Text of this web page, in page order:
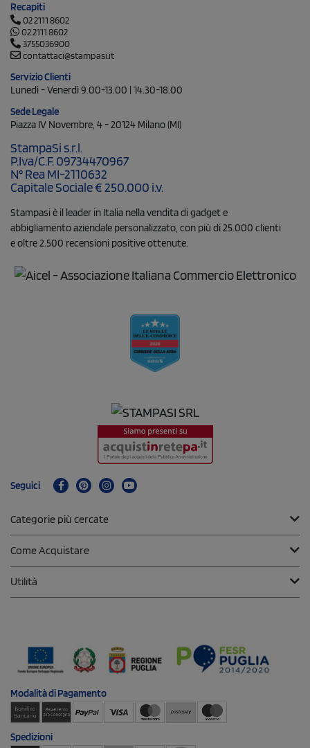
Recapiti
02 2111 8602
02 2111 8602
3755036900
contattaci@stampasi.it
Servizio Clienti
Lunedì - Venerdì 9.00-13.00 | 14.30-18.00
Sede Legale
Piazza IV Novembre, 4 - 20124 Milano (MI)
StampaSi s.r.l.
P.Iva/C.F. 09734470967
N° Rea MI-2110632
Capitale Sociale € 250.000 i.v.
Stampasi è il leader in Italia nella vendita di gadget e
abbigliamento aziendale personalizzato, con più di 25.000 clienti
e oltre 2.500 recensioni positive ottenute.
Seguici
Categorie più cercate
Come Acquistare
Utilità
Modalità diPagamento
Spedizioni